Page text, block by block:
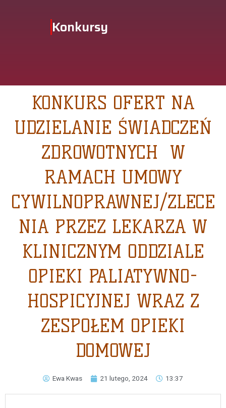
Konkursy
KONKURS OFERT NA
UDZIELANIE ŚWIADCZEŃ
ZDROWOTNYCH W
RAMACH UMOWY
CYWILNOPRAWNEJ/ZLECE
NIA PRZEZ LEKARZA W
KLINICZNYM ODDZIALE
OPIEKI PALIATYWNO-
HOSPICYJNEJ WRAZ Z
ZESPOŁEM OPIEKI
DOMOWEJ
Ewa Kwas 21 lutego, 2024 13:37